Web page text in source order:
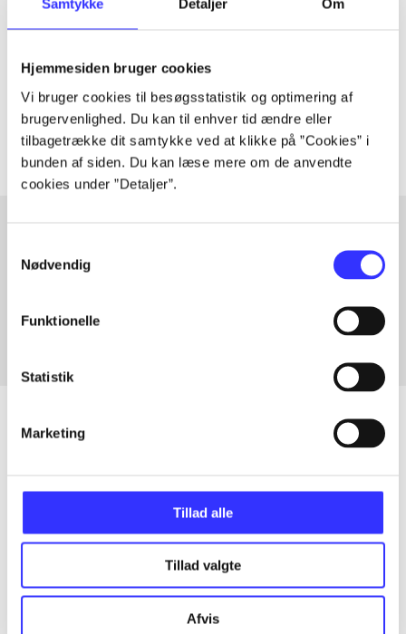
Samtykke Detaljer Om
Hjemmesiden bruger cookies
Vi bruger cookies til besøgsstatistik og optimering af
brugervenlighed. Du kan til enhver tid ændre eller
tilbagetrække dit samtykke ved at klikke på ”Cookies” i
bunden af siden. Du kan læse mere om de anvendte
cookies under ”Detaljer”.
Nødvendig
Funktionelle
Statistik
Marketing
Tillad alle
Tillad valgte
Afvis
Artiklen er en del af
Tidsskrift
Artiklerne i handler ofte om
Artikler med samme emner
...